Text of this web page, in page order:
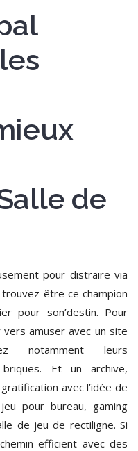
de
pour distraire via
être ce champion
pour son’destin. Pour
amuser avec un site
notamment leurs
briques. Et un archive,
avec l’idée de
pour bureau, gaming
de jeu de rectiligne. Si
efficient avec des